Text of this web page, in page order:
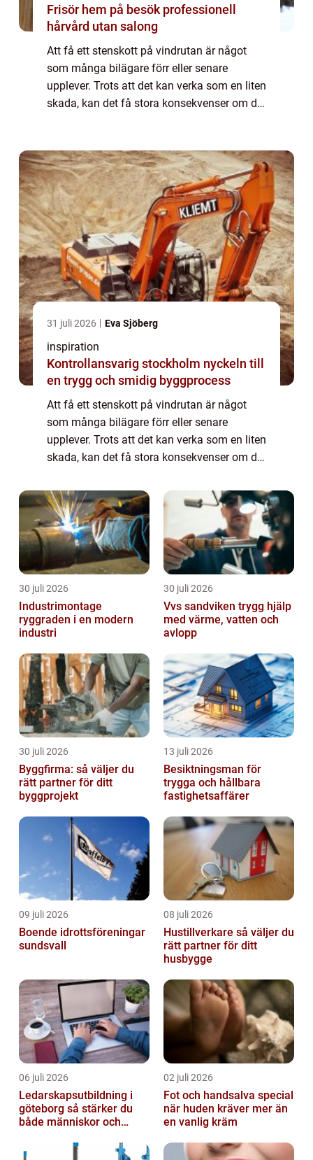
Frisör hem på besök professionell
hårvård utan salong
Att få ett stenskott på vindrutan är något
som många bilägare förr eller senare
upplever. Trots att det kan verka som en liten
skada, kan det få stora konsekvenser om det
31 juli 2026 Eva Sjöberg
inspiration
Kontrollansvarig stockholm nyckeln till
en trygg och smidig byggprocess
Att få ett stenskott på vindrutan är något
som många bilägare förr eller senare
upplever. Trots att det kan verka som en liten
skada, kan det få stora konsekvenser om det
30 juli 2026
Industrimontage
ryggraden i en modern
industri
30 juli 2026
Vvs sandviken trygg hjälp
med värme, vatten och
avlopp
30 juli 2026
Byggfirma: så väljer du
rätt partner för ditt
byggprojekt
13 juli 2026
Besiktningsman för
trygga och hållbara
fastighetsaffärer
09 juli 2026
Boende idrottsföreningar
sundsvall
08 juli 2026
Hustillverkare så väljer du
rätt partner för ditt
husbygge
06 juli 2026
Ledarskapsutbildning i
göteborg så stärker du
både människor och
02 juli 2026
Fot och handsalva special
när huden kräver mer än
en vanlig kräm